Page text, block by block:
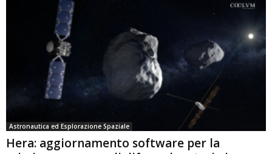
Astronautica ed Esplorazione Spaziale
Hera: aggiornamento software per la